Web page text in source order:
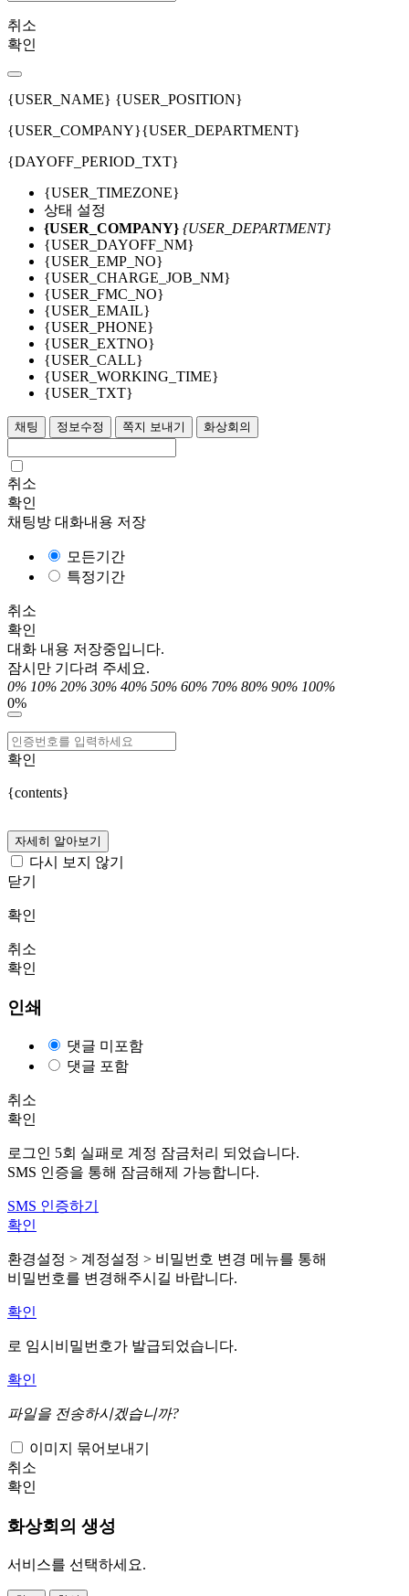
취소
확인
{USER_NAME} {USER_POSITION}
{USER_COMPANY}{USER_DEPARTMENT}
{DAYOFF_PERIOD_TXT}
{USER_TIMEZONE}
상태 설정
{USER_COMPANY} {USER_DEPARTMENT}
{USER_DAYOFF_NM}
{USER_EMP_NO}
{USER_CHARGE_JOB_NM}
{USER_FMC_NO}
{USER_EMAIL}
{USER_PHONE}
{USER_EXTNO}
{USER_CALL}
{USER_WORKING_TIME}
{USER_TXT}
채팅 정보수정 쪽지 보내기 화상회의
취소
확인
채팅방 대화내용 저장
모든기간
특정기간
취소
확인
대화 내용 저장중입니다.
잠시만 기다려 주세요.
0% 10% 20% 30% 40% 50% 60% 70% 80% 90% 100%
0%
확인
{contents}
자세히 알아보기
다시 보지 않기
닫기
확인
취소
확인
인쇄
댓글 미포함
댓글 포함
취소
확인
로그인 5회 실패로 계정 잠금처리 되었습니다.
SMS 인증을 통해 잠금해제 가능합니다.
SMS 인증하기
확인
환경설정 > 계정설정 > 비밀번호 변경 메뉴를 통해
비밀번호를 변경해주시길 바랍니다.
확인
로 임시비밀번호가 발급되었습니다.
확인
파일을 전송하시겠습니까?
이미지 묶어보내기
취소
확인
화상회의 생성
서비스를 선택하세요.